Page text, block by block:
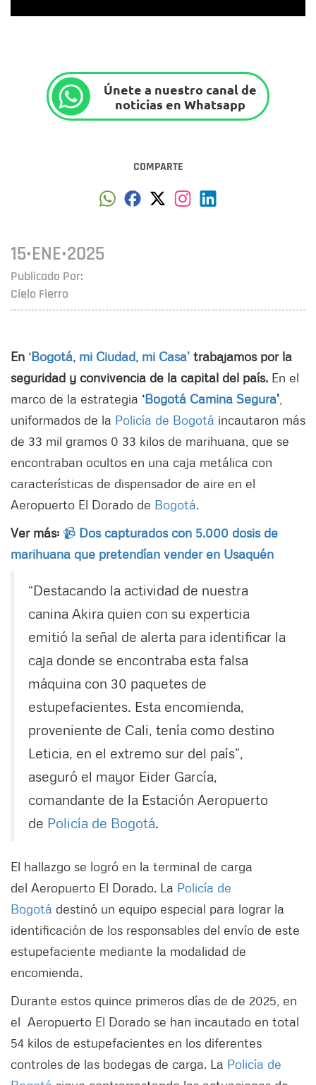
Únete a nuestro canal de
noticias en Whatsapp
COMPARTE
Publicado Por:
Cielo Fierro
15•ENE•2025
En ‘Bogotá, mi Ciudad, mi Casa’ trabajamos por la
seguridad y convivencia de la capital del país. En el
marco de la estrategia ‘Bogotá Camina Segura’
uniformados de la Policía de Bogotá incautaron más
de 33 mil gramos 0 33 kilos de marihuana, que se
encontraban ocultos en una caja metálica con
características de dispensador de aire en el
Aeropuerto El Dorado de Bogotá.
Ver más: 📹 Dos capturados con 5.000 dosis de
marihuana que pretendían vender en Usaquén
“Destacando la actividad de nuestra
canina Akira quien con su experticia
emitió la señal de alerta para identificar la
caja donde se encontraba esta falsa
máquina con 30 paquetes de
estupefacientes. Esta encomienda,
proveniente de Cali, tenía como destino
Leticia, en el extremo sur del país”,
aseguró el mayor Eider García,
comandante de la Estación Aeropuerto
de Policía de Bogotá.
El hallazgo se logró en la terminal de carga
del Aeropuerto El Dorado. La Policía de
Bogotá destinó un equipo especial para lograr la
identificación de los responsables del envío de este
estupefaciente mediante la modalidad de
encomienda.
Durante estos quince primeros días de de 2025, en
el Aeropuerto El Dorado se han incautado en total
54 kilos de estupefacientes en los diferentes
controles de las bodegas de carga. La Policía de